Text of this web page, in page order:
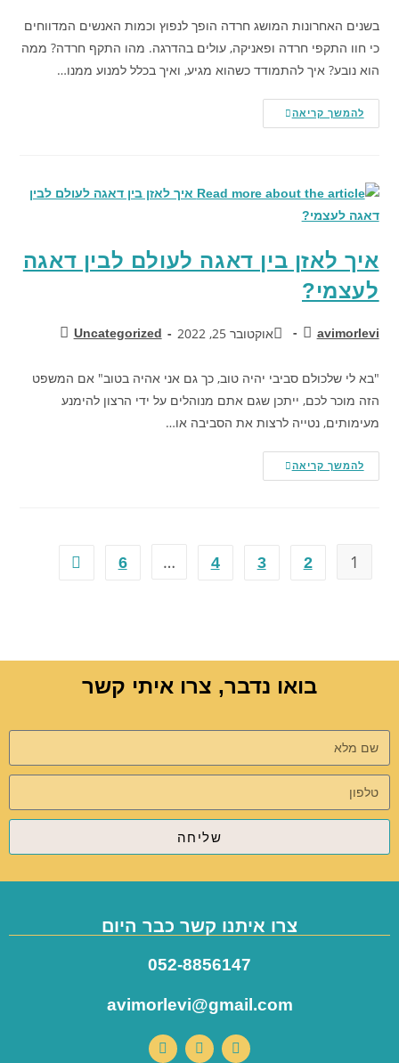
בשנים האחרונות המושג חרדה הופך לנפוץ וכמות האנשים המדווחים
כי חוו התקפי חרדה ופאניקה, עולים בהדרגה. מהו התקף חרדה? ממה
הוא נובע? איך להתמודד כשהוא מגיע, ואיך בכלל למנוע ממנו…
להמשך קריאה
איך לאזן בין דאגה לעולם לבין דאגה
לעצמי?
avimorlevi אוקטובר 25, 2022 Uncategorized
"בא לי שלכולם סביבי יהיה טוב, כך גם אני אהיה בטוב" אם המשפט
הזה מוכר לכם, ייתכן שגם אתם מנוהלים על ידי הרצון להימנע
מעימותים, נטייה לרצות את הסביבה או…
להמשך קריאה
1
2
3
4
…
6
בואו נדבר, צרו איתי קשר
שליחה
צרו איתנו קשר כבר היום
052-8856147
avimorlevi@gmail.com